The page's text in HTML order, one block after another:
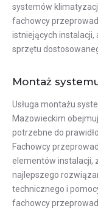
systemów
fachowcy
istniejących instalacji,
sprzętu
Montaż
Usługa montażu
Mazowieckim
potrzebne do
Fachowcy
elementów instalacji,
najlepszego
technicznego i
fachowcy